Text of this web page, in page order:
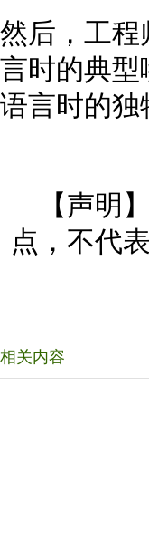
然后，工程
言时的典型
语言时的独
【声明
点，不代
相关内容